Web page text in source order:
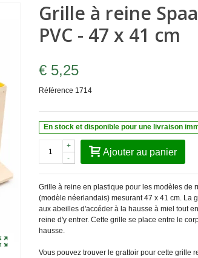
Grille à reine
PVC - 47 x 41 cm
€ 5,25
Référence 1714
En stock et disponible pour une livraison
-
+
Ajouter au panier
Grille à reine en plastique pour les modèles de
(modèle néerlandais) mesurant 47 x 41 cm. La
aux abeilles d'accéder à la hausse à miel tout
reine d'y entrer. Cette grille se place entre le
hausse.
Vous pouvez trouver le grattoir pour cette grille